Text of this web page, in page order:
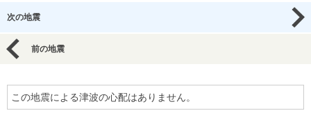
次の地震
前の地震
この地震による津波の心配はありません。